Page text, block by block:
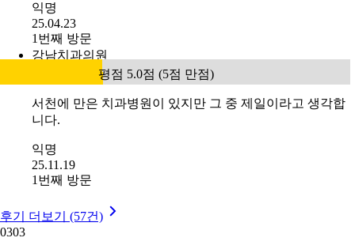
익명
25.04.23
1번째 방문
강남치과의원
평점 5.0점 (5점 만점)
서천에 만은 치과병원이 있지만 그 중 제일이라고 생각합
니다.
익명
25.11.19
1번째 방문
후기 더보기 (57건)
0303